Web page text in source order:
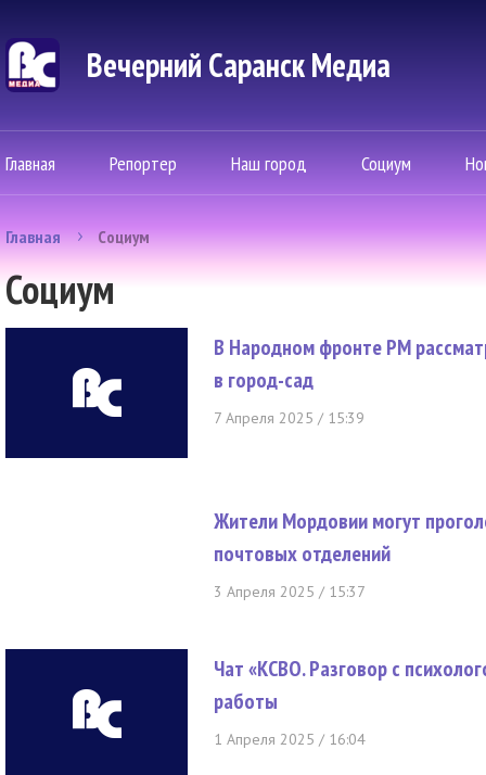
Вечерний Саранск Mедиа
Главная Репортер Наш город Социум
Главная Социум
Социум
В Народном фронте РМ
в город-сад
7 Апреля 2025 / 15:39
Жители Мордовии могут
почтовых отделений
3 Апреля 2025 / 15:37
Чат «КСВО. Разговор с
работы
1 Апреля 2025 / 16:04